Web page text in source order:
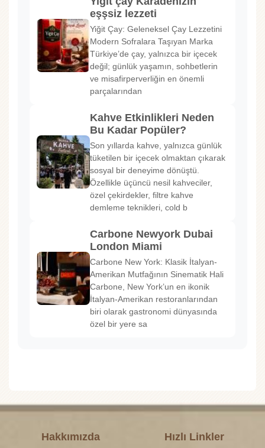
eşşsiz lezzeti
Yiğit Çay: Geleneksel Çay Lezzetini
Modern Sofralara Taşıyan Marka
Türkiye’de çay, yalnızca bir içecek
değil; günlük yaşamın, sohbetlerin
ve misafirperverliğin en önemli
parçalarından
Kahve Etkinlikleri Neden
Bu Kadar Popüler?
Son yıllarda kahve, yalnızca günlük
tüketilen bir içecek olmaktan çıkarak
sosyal bir deneyime dönüştü.
Özellikle üçüncü nesil kahveciler,
özel çekirdekler, filtre kahve
demleme teknikleri, cold b
Carbone Newyork Dubai
London Miami
Carbone New York: Klasik İtalyan-
Amerikan Mutfağının Sinematik Hali
Carbone, New York’un en ikonik
İtalyan-Amerikan restoranlarından
biri olarak gastronomi dünyasında
özel bir yere sa
Hakkımızda Hızlı Linkler